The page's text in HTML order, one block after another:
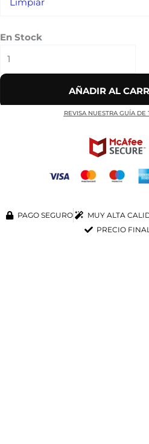
En Stock
AÑADIR AL
REVISA NUESTRA GUÍA DE
PAGO SEGURO MUY ALTA
PRECIO FINAL